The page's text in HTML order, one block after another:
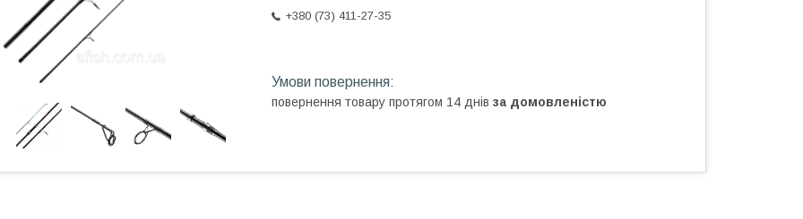
+380 (73) 411-27-35
повернення товару протягом 14 днів за домовленістю